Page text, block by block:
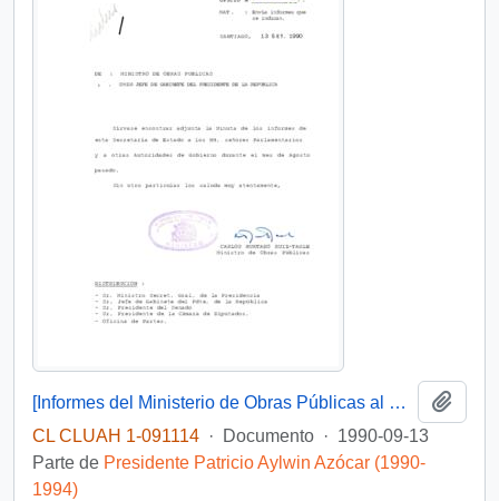
[Informes del Ministerio de Obras Públicas al Parlamento]
CL CLUAH 1-091114 · Documento · 1990-09-13
Parte de Presidente Patricio Aylwin Azócar (1990-
1994)